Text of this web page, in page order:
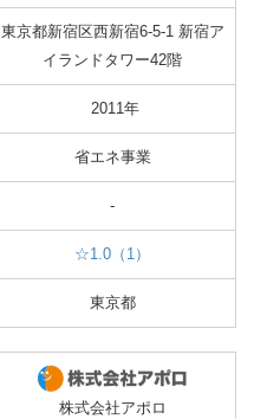
東京都新宿区西新宿6-5-1 新宿ア
イランドタワー42階
2011年
省エネ事業
-
☆1.0（1）
東京都
株式会社アポロ